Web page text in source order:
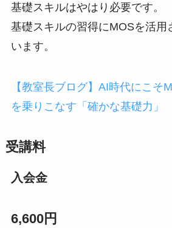
基礎スキルはやはり必要です。
基礎スキルの習得にMOSを活用
います。
【教室長ブログ】AI時代にこそ
を乗りこなす「確かな基礎力」
受講料
入会金
6,600円